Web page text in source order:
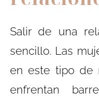
Salir de una
sencillo. Las
en este tipo de
enfrentan